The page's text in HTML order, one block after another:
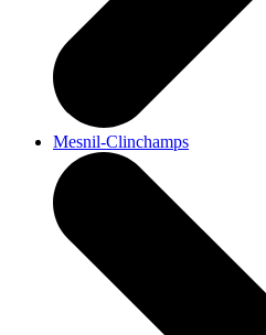
Mesnil-Clinchamps